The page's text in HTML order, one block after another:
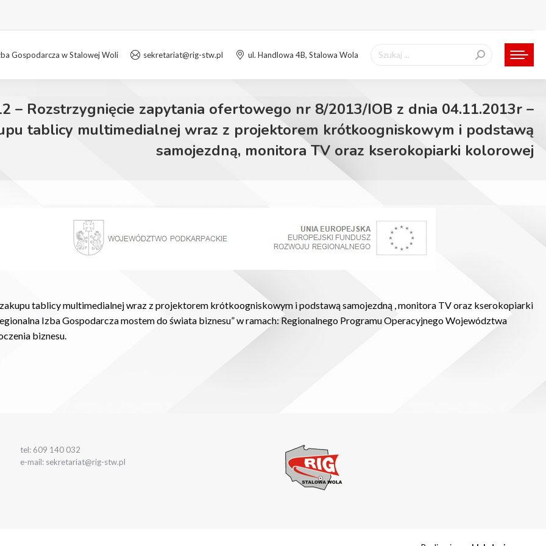
Gospodarcza w Stalowej Woli sekretariat@rig-stw.pl ul. Handlowa 4B, Stalowa Wola Szukaj:
– Rozstrzygnięcie zapytania ofertowego nr 8/2013/IOB z dnia 04.11.2013r –
tablicy multimedialnej wraz z projektorem krótkoogniskowym i podstawą
samojezdną, monitora TV oraz kserokopiarki kolorowej
tablicy multimedialnej wraz z projektorem krótkoogniskowym i podstawą samojezdną , monitora TV oraz kserokopiarki
Izba Gospodarcza mostem do świata biznesu” w ramach: Regionalnego Programu Operacyjnego Województwa
biznesu.
tel: 609 140 032
e-mail: sekretariat@rig-stw.pl